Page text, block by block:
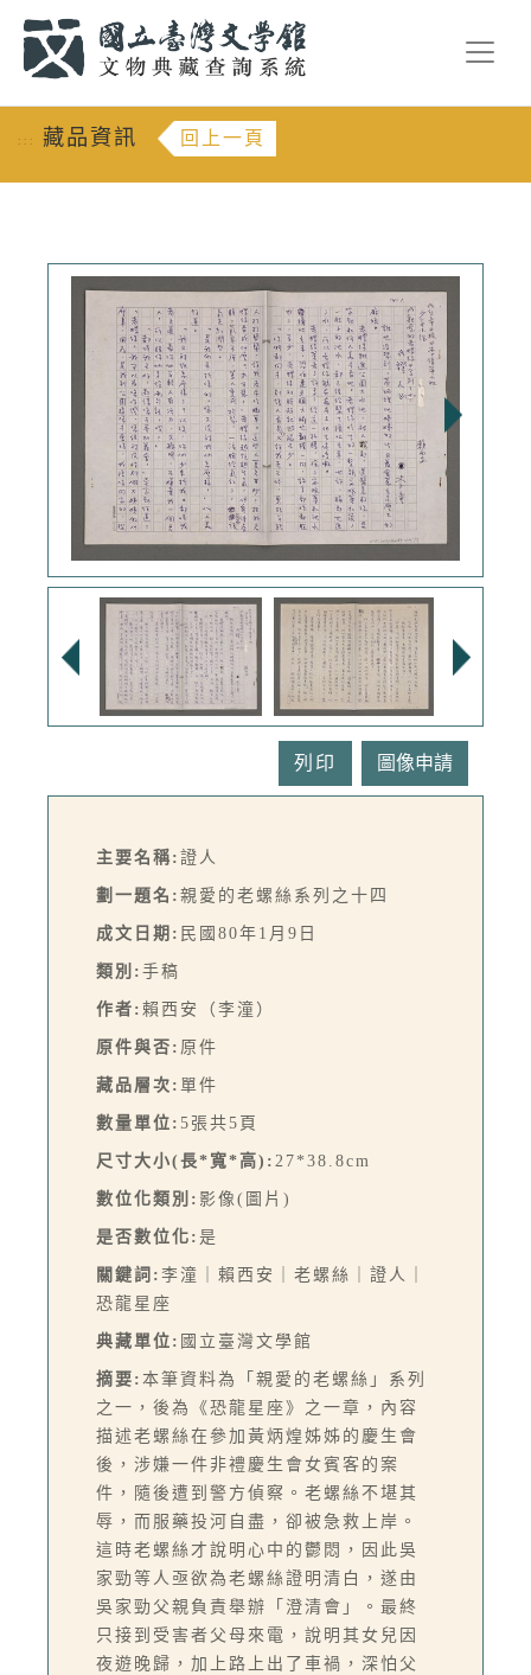
::: 藏品資訊 回上一頁
列印
主要名稱: 證人
劃一題名: 親愛的老螺絲系列之十四
成文日期: 民國80年1月9日
類別: 手稿
作者: 賴西安（李潼）
原件與否: 原件
藏品層次: 單件
數量單位: 5張共5頁
尺寸大小(長*寬*高): 27*38.8cm
數位化類別: 影像(圖片)
是否數位化: 是
關鍵詞: 李潼｜賴西安｜老螺絲｜證人｜
恐龍星座
典藏單位: 國立臺灣文學館
摘要: 本筆資料為「親愛的老螺絲」系列
之一，後為《恐龍星座》之一章，內容
描述老螺絲在參加黃炳煌姊姊的慶生會
後，涉嫌一件非禮慶生會女賓客的案
件，隨後遭到警方偵察。老螺絲不堪其
辱，而服藥投河自盡，卻被急救上岸。
這時老螺絲才說明心中的鬱悶，因此吳
家勁等人亟欲為老螺絲證明清白，遂由
吳家勁父親負責舉辦「澄清會」。最終
只接到受害者父母來電，說明其女兒因
夜遊晚歸，加上路上出了車禍，深怕父